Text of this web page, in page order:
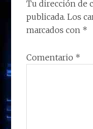
LOS
LECTORES
Tu dirección de
publicada. Los
marcados con *
Comentario *